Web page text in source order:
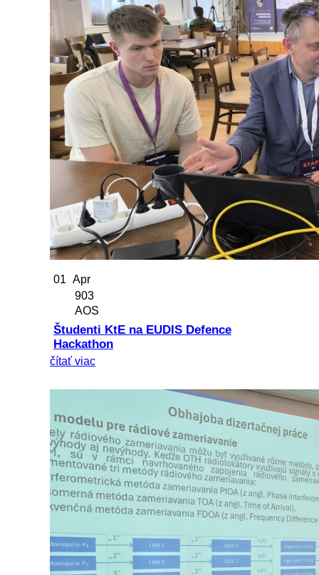
01 Apr
903
AOS
Študenti KtE na EUDIS Defence
Hackathon
čítať viac